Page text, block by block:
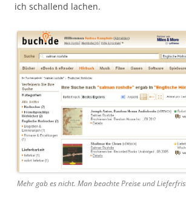
ich schallend lachen.
Mehr gab es nicht. Man beachte Preise und